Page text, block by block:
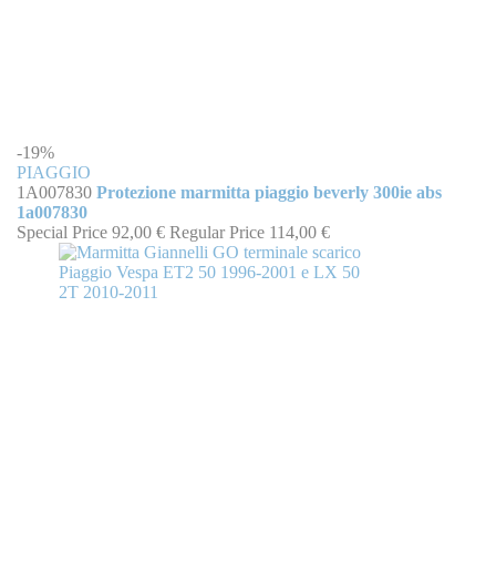
-19%
PIAGGIO
1A007830 Protezione marmitta piaggio beverly 300ie abs
1a007830
Special Price 92,00 € Regular Price 114,00 €